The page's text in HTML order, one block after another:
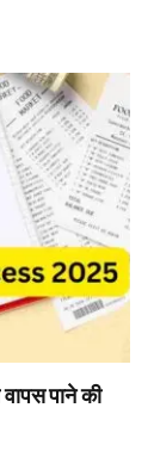
पाने की